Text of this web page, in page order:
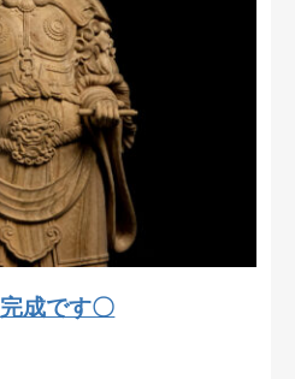
成です〇